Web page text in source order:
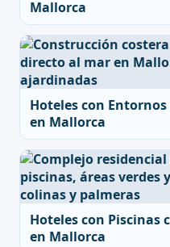
Mallorca
Hoteles con
en Mallorca
Hoteles con Piscinas
en Mallorca